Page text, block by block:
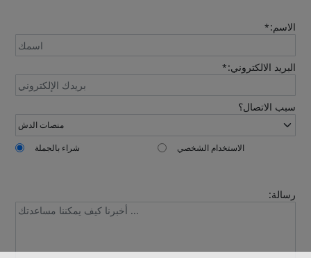
Send
الاسم:*
البريد الالكتروني:*
سبب الاتصال؟
شراء بالجملة الاستخدام الشخصي
رسالة: